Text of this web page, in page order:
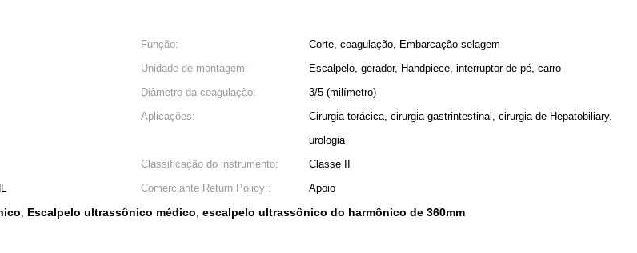
Função:
Corte, coagulação, Embarcação-selagem
Unidade de montagem:
Escalpelo, gerador, Handpiece, interruptor de pé, carro
Diâmetro da coagulação:
3/5 (milímetro)
Aplicações:
Cirurgia torácica, cirurgia gastrintestinal, cirurgia de Hepatobiliary,
urologia
Classificação do instrumento:
Classe II
Comerciante Return Policy::
Apoio
, Escalpelo ultrassônico médico, escalpelo ultrassônico do harmônico de 360mm